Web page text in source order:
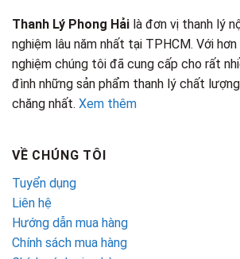
Thanh Lý Phong Hải là đơn vị thanh lý
nghiệm lâu năm nhất tại TPHCM. Với hơn
nghiệm chúng tôi đã cung cấp cho rất
đình những sản phẩm thanh lý chất
chăng nhất. Xem thêm
VỀ CHÚNG TÔI
Tuyển dụng
Liên hệ
Hướng dẫn mua hàng
Chính sách mua hàng